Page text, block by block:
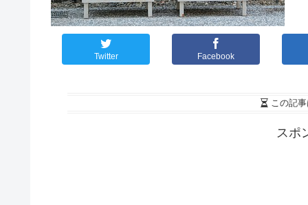
Twitter Facebook
この記
スポ